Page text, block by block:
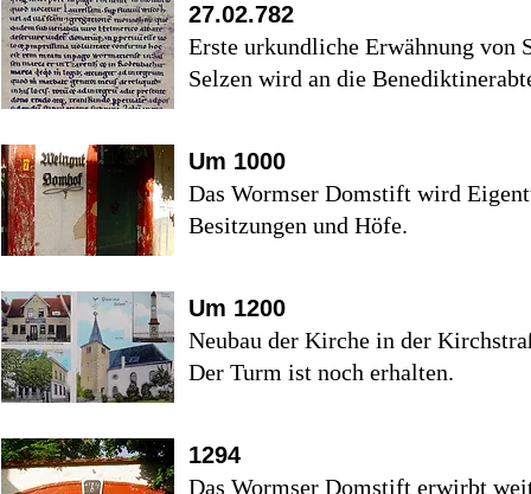
27.02.782
Erste urkundliche Erwähnung von
Selzen wird an die
Um 1000
Das Wormser Domstift wird
Besitzungen und Höfe.
Um 1200
Neubau der Kirche in der
Der Turm ist noch erhalten.
1294
Das Wormser Domstift erwirbt